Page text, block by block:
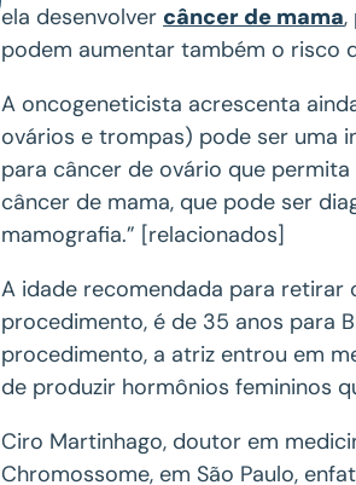
ela desenvolver câncer de mama,
podem aumentar também o risco
A oncogeneticista acrescenta
ovários e trompas) pode ser uma
para câncer de ovário que
câncer de mama, que pode ser
mamografia.” [relacionados]
A idade recomendada para retirar
procedimento, é de 35 anos para
procedimento, a atriz entrou em
de produzir hormônios femininos
Ciro Martinhago, doutor em
Chromossome, em São Paulo,